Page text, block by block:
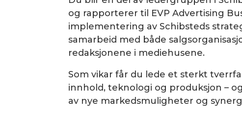
og rapporterer til EVP Advertising
implementering av Schibsteds
samarbeid med både
redaksjonene i mediehusene.
Som vikar får du lede et sterkt
innhold, teknologi og produksjon –
av nye markedsmuligheter og